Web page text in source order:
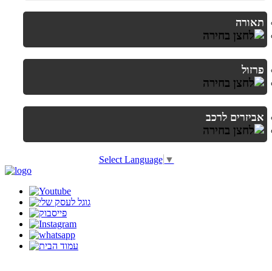
תאורה
פרזול
אביזרים לרכב
Select Language ▼